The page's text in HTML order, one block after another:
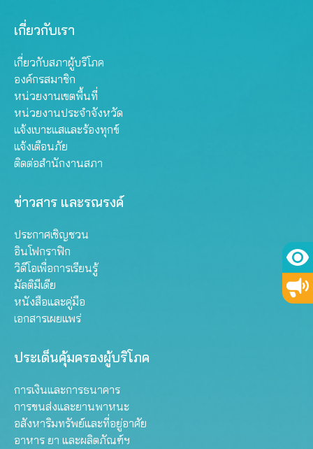
เกี่ยวกับเรา
เกี่ยวกับสภาผู้บริโภค
องค์กรสมาชิก
หน่วยงานเขตพื้นที่
หน่วยงานประจำจังหวัด
แจ้งเบาะแสและร้องทุกข์
แจ้งเตือนภัย
ติดต่อสำนักงานสภา
ข่าวสาร และรณรงค์
ประกาศเชิญชวน
อินโฟกราฟิก
วิดีโอเพื่อการเรียนรู้
มัลติมีเดีย
หนังสือและคู่มือ
เอกสารเผยแพร่
ประเด็นคุ้มครองผู้บริโภค
การเงินและการธนาคาร
การขนส่งและยานพาหนะ
อสังหาริมทรัพย์และที่อยู่อาศัย
อาหาร ยา และผลิตภัณฑ์ฯ